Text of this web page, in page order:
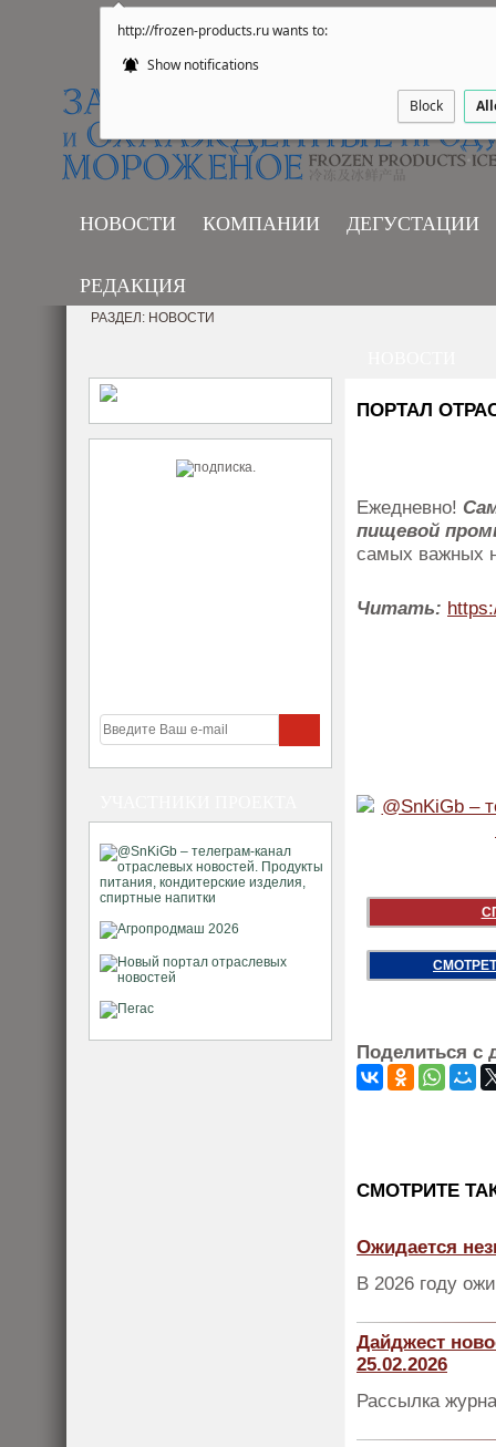
http://frozen-products.ru wants to:
Show notifications
Block
НОВОСТИ КОМПАНИИ ДЕГУСТАЦИИ
РЕДАКЦИЯ
РАЗДЕЛ: НОВОСТИ
ПОРТАЛ
Ежедневно!
пищевой
самых важных
Читать:
Поделиться с
CМОТРИТЕ
Ожидается
В 2026 году
Дайджест
25.02.2026
Рассылка